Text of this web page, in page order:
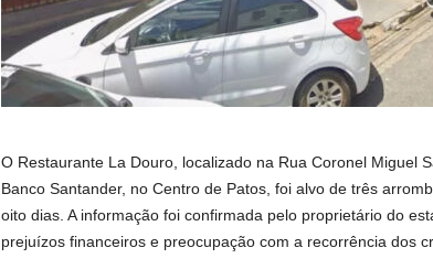
O Restaurante La Douro, localizado na Rua Coronel Miguel
Banco Santander, no Centro de Patos, foi alvo de três
oito dias. A informação foi confirmada pelo proprietário do
prejuízos financeiros e preocupação com a recorrência dos